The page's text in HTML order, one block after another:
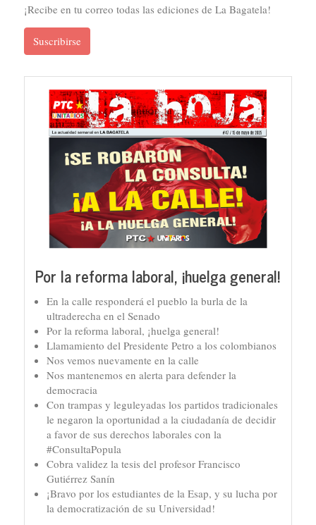
¡Recibe en tu correo todas las ediciones de La Bagatela!
Suscribirse
Por la reforma laboral, ¡huelga general!
En la calle responderá el pueblo la burla de la
ultraderecha en el Senado
Por la reforma laboral, ¡huelga general!
Llamamiento del Presidente Petro a los colombianos
Nos vemos nuevamente en la calle
Nos mantenemos en alerta para defender la
democracia
Con trampas y leguleyadas los partidos tradicionales
le negaron la oportunidad a la ciudadanía de decidir
a favor de sus derechos laborales con la
#ConsultaPopula
Cobra validez la tesis del profesor Francisco
Gutiérrez Sanín
¡Bravo por los estudiantes de la Esap, y su lucha por
la democratización de su Universidad!